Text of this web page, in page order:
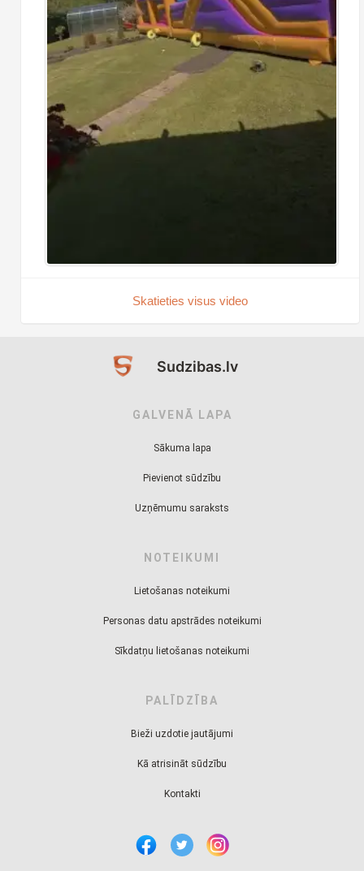
Skatieties visus video
Sudzibas.lv
GALVENĀ LAPA
Sākuma lapa
Pievienot sūdzību
Uzņēmumu saraksts
NOTEIKUMI
Lietošanas noteikumi
Personas datu apstrādes noteikumi
Sīkdatņu lietošanas noteikumi
PALĪDZĪBA
Bieži uzdotie jautājumi
Kā atrisināt sūdzību
Kontakti